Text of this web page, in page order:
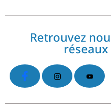
Retrouvez